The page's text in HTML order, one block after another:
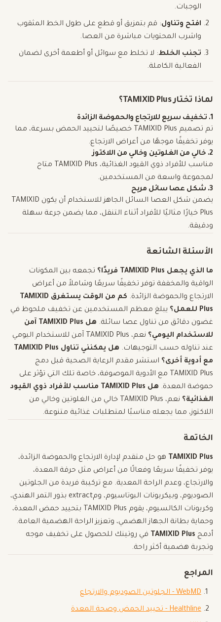
الوجبات.
افتح وتناول: قم بتمزيق أو قطع على طول الخط المثقوب
واشرب المحتويات مباشرة من العصا.
تجنب الخلط: لا تخلط مع سوائل أو أطعمة أخرى لضمان
الفعالية الكاملة.
لماذا تختار TAMIXID Plus؟
1. تخفيف سريع للارتجاع والحموضة الزائدة
تم تصميم TAMIXID Plus خصيصًا لتحييد الحمض بسرعة، مما
يوفر تخفيفًا موجهًا من أعراض الارتجاع.
2. خالي من الغلوتين وخالي من اللاكتوز
مناسب للأفراد ذوي القيود الغذائية، TAMIXID Plus متاح
لمجموعة واسعة من المستخدمين.
3. شكل عصا سائل مريح
يضمن شكل العصا السائل الجاهز للاستخدام أن يكون TAMIXID
Plus خيارًا مثاليًا للأفراد أثناء التنقل، مما يضمن جرعة سهلة
ودقيقة.
الأسئلة الشائعة
ما الذي يجعل TAMIXID Plus فريدًا؟
تجمعه بين المكونات
الواقية والمخففة توفر تخفيفًا سريعًا وشاملاً من أعراض
الارتجاع والحموضة الزائدة.
كم من الوقت يستغرق TAMIXID
Plus للعمل؟
يبلغ معظم المستخدمين عن تخفيف ملحوظ في
غضون دقائق من تناول عصا سائلة.
هل TAMIXID Plus آمن
للاستخدام اليومي؟
نعم، TAMIXID Plus آمن للاستخدام اليومي
عند تناوله حسب التوجيهات.
هل يمكنني تناول TAMIXID Plus
مع أدوية أخرى؟ استشر مقدم الرعاية الصحية قبل دمج
TAMIXID Plus مع الأدوية الموصوفة، خاصة تلك التي تؤثر على
حموضة المعدة.
هل TAMIXID Plus مناسب للأفراد ذوي القيود
الغذائية؟
نعم، TAMIXID Plus خالي من الغلوتين وخالي من
اللاكتوز، مما يجعله مناسبًا لمتطلبات غذائية متنوعة.
الخاتمة
TAMIXID Plus هو حل متقدم لإدارة الارتجاع والحموضة الزائدة،
يوفر تخفيفًا سريعًا وفعالًا من أعراض مثل حرقة المعدة،
والارتجاع، وعدم الراحة المعدية. مع تركيبة فريدة من الجلوتين
الصوديوم، وبيكربونات البوتاسيوم، ومextract بذور التمر الهندي،
وكربونات الكالسيوم، يقوم TAMIXID Plus بتحييد حمض المعدة،
وحماية بطانة الجهاز الهضمي، وتعزيز الراحة الهضمية العامة.
أدمج TAMIXID Plus في روتينك للحصول على تخفيف موجه
وتجربة هضمية أكثر راحة.
المراجع
WebMD - الجلوتين الصوديوم والارتجاع
Healthline - تحييد الحمض وصحة المعدة